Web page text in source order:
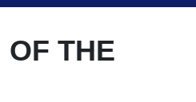
OF THE